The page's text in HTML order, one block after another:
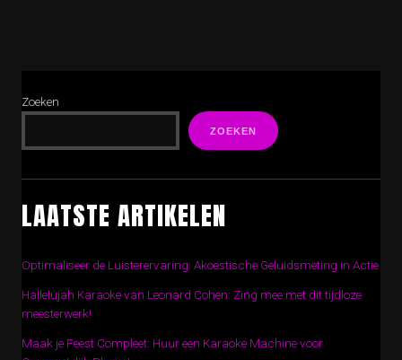
Zoeken
ZOEKEN
LAATSTE ARTIKELEN
Optimaliseer de Luisterervaring: Akoestische Geluidsmeting in Actie
Hallelujah Karaoke van Leonard Cohen: Zing mee met dit tijdloze
meesterwerk!
Maak je Feest Compleet: Huur een Karaoke Machine voor